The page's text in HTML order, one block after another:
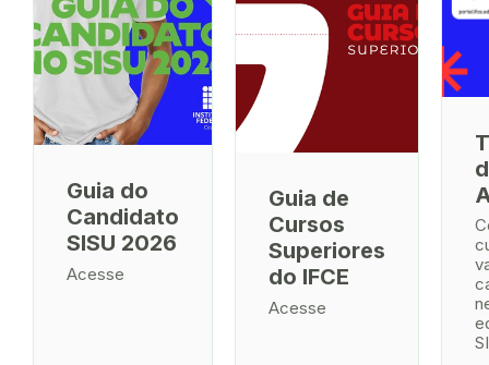
Guia do
Candidato
SISU 2026
Acesse
Guia de
Cursos
Superiores
do IFCE
Acesse